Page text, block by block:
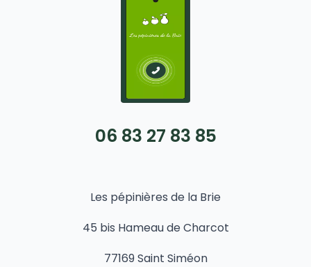
06 83 27 83 85
Les pépinières de la Brie
45 bis Hameau de Charcot
77169 Saint Siméon